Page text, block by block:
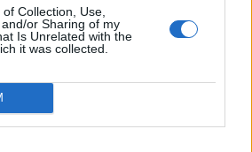
Collection, Use,
or Sharing of my
Is Unrelated with the
it was collected.
με συνευθύνη στη
και Κύπρο είναι μια
ότι εδώ στη Μεσόγειο
συμφέροντα της ΕΕ.